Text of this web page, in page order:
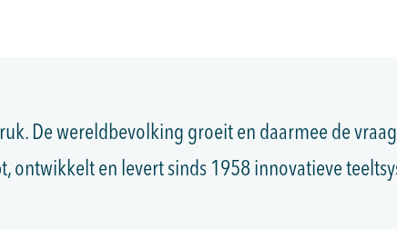
De wereldbevolking groeit en daarmee de
ontwikkelt en levert sinds 1958 innovatieve